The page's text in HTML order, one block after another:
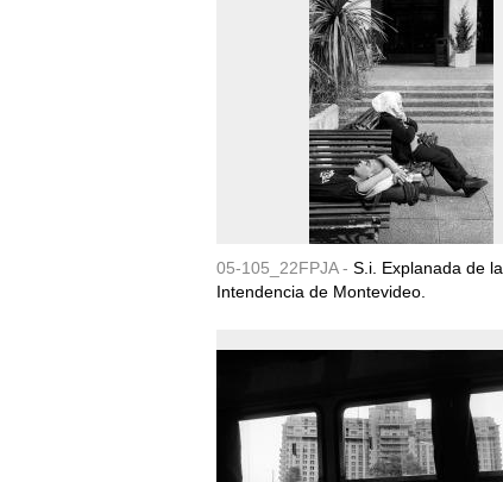
05-105_22FPJA - S.i. Explanada de la
Intendencia de Montevideo.